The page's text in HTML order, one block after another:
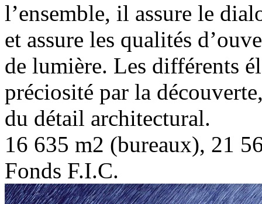
l’ensemble, il assure le
et assure les qualités
de lumière. Les différents
préciosité par la
du détail architectural.
16 635 m2 (bureaux), 21
Fonds F.I.C.